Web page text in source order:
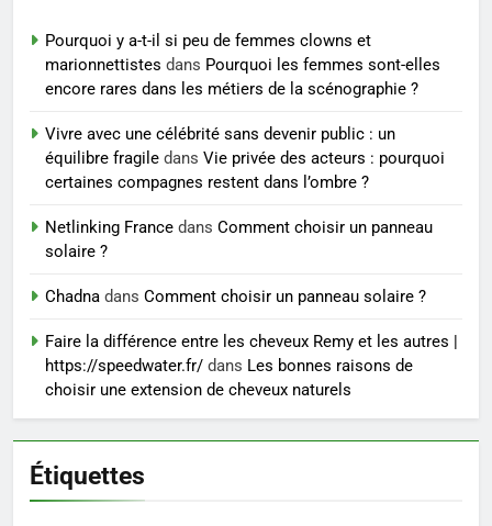
peau éclatante grâce à The
Ordinary
SANTÉ
7
Prévenir les chutes chez les
exercices
BIEN ÊTRE
8
trouver un accompagnement
sérieux à un tarif juste ?
BIEN ÊTRE
Pourquoi y a-t-il si peu de femmes clowns et
marionnettistes dans Pourquoi les femmes sont-elles
encore rares dans les métiers de la scénographie ?
Vivre avec une célébrité sans devenir public : un
équilibre fragile dans Vie privée des acteurs : pourquoi
certaines compagnes restent dans l’ombre ?
Netlinking France dans Comment choisir un panneau
solaire ?
Chadna dans Comment choisir un panneau solaire ?
Faire la différence entre les cheveux Remy et les autres |
https://speedwater.fr/ dans Les bonnes raisons de
choisir une extension de cheveux naturels
Étiquettes